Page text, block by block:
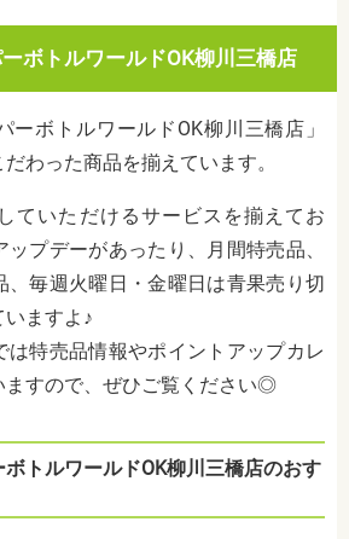
ボトルワールドOK柳川三橋店
ーボトルワールドOK柳川三橋店」
わった商品を揃えています。
ていただけるサービスを揃えてお
ップデーがあったり、月間特売品、
、毎週火曜日・金曜日は青果売り切
ますよ♪
は特売品情報やポイントアップカレ
ますので、ぜひご覧ください◎
トルワールドOK柳川三橋店のおす